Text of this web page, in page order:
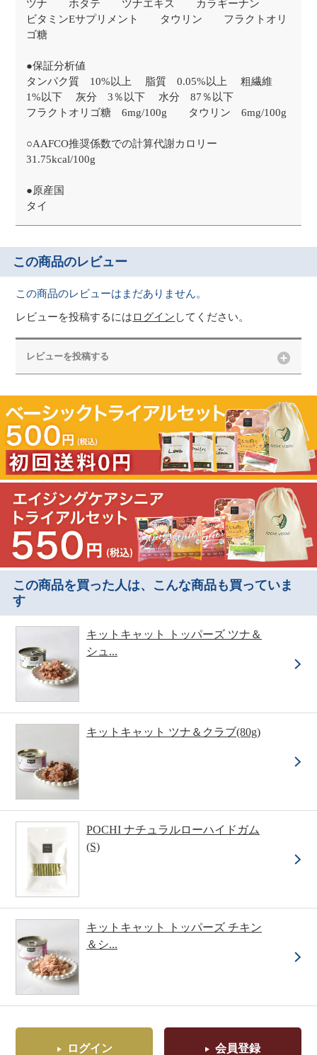
ツナ ホタテ ツナエキス カラギーナン
ビタミンEサプリメント タウリン フラクトオリ
ゴ糖
●保証分析値
タンパク質 10%以上 脂質 0.05%以上 粗繊維
1%以下 灰分 3％以下 水分 87％以下
フラクトオリゴ糖 6mg/100g タウリン 6mg/100g
○AAFCO推奨係数での計算代謝カロリー
31.75kcal/100g
●原産国
タイ
この商品のレビュー
この商品のレビューはまだありません。
レビューを投稿するにはログイン してください。
レビューを投稿する
この商品を買った人は、こんな商品も買っていま
す
キットキャット トッパーズ ツナ＆
シュ...
キットキャット ツナ＆クラブ(80g)
POCHI ナチュラルローハイドガム
(S)
キットキャット トッパーズ チキン
＆シ...
ログイン 会員登録